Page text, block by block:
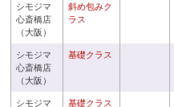
シモジマ
心斎橋店
（大阪）
斜め包みク
ラス
シモジマ
心斎橋店
（大阪）
基礎クラス
シモジマ
基礎クラス